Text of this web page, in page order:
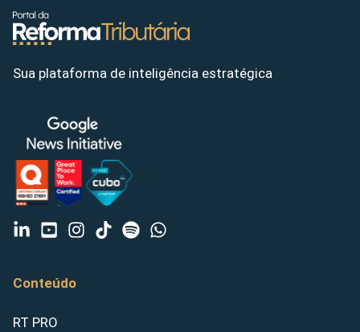
Sua plataforma de inteligência estratégica
Conteúdo
RT PRO